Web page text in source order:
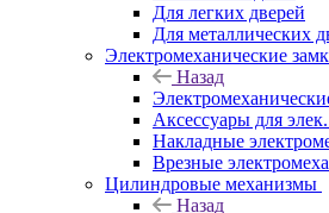
Для легких дверей
Для металлических
Электромеханические
Назад
Аксессуары для
Накладные
Врезные
Цилиндровые механизмы
Назад